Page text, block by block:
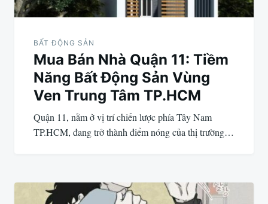
BẤT ĐỘNG SẢN
Mua Bán Nhà Quận 11: Tiềm
Năng Bất Động Sản Vùng
Ven Trung Tâm TP.HCM
Quận 11, nằm ở vị trí chiến lược phía Tây Nam
TP.HCM, đang trở thành điểm nóng của thị trường…